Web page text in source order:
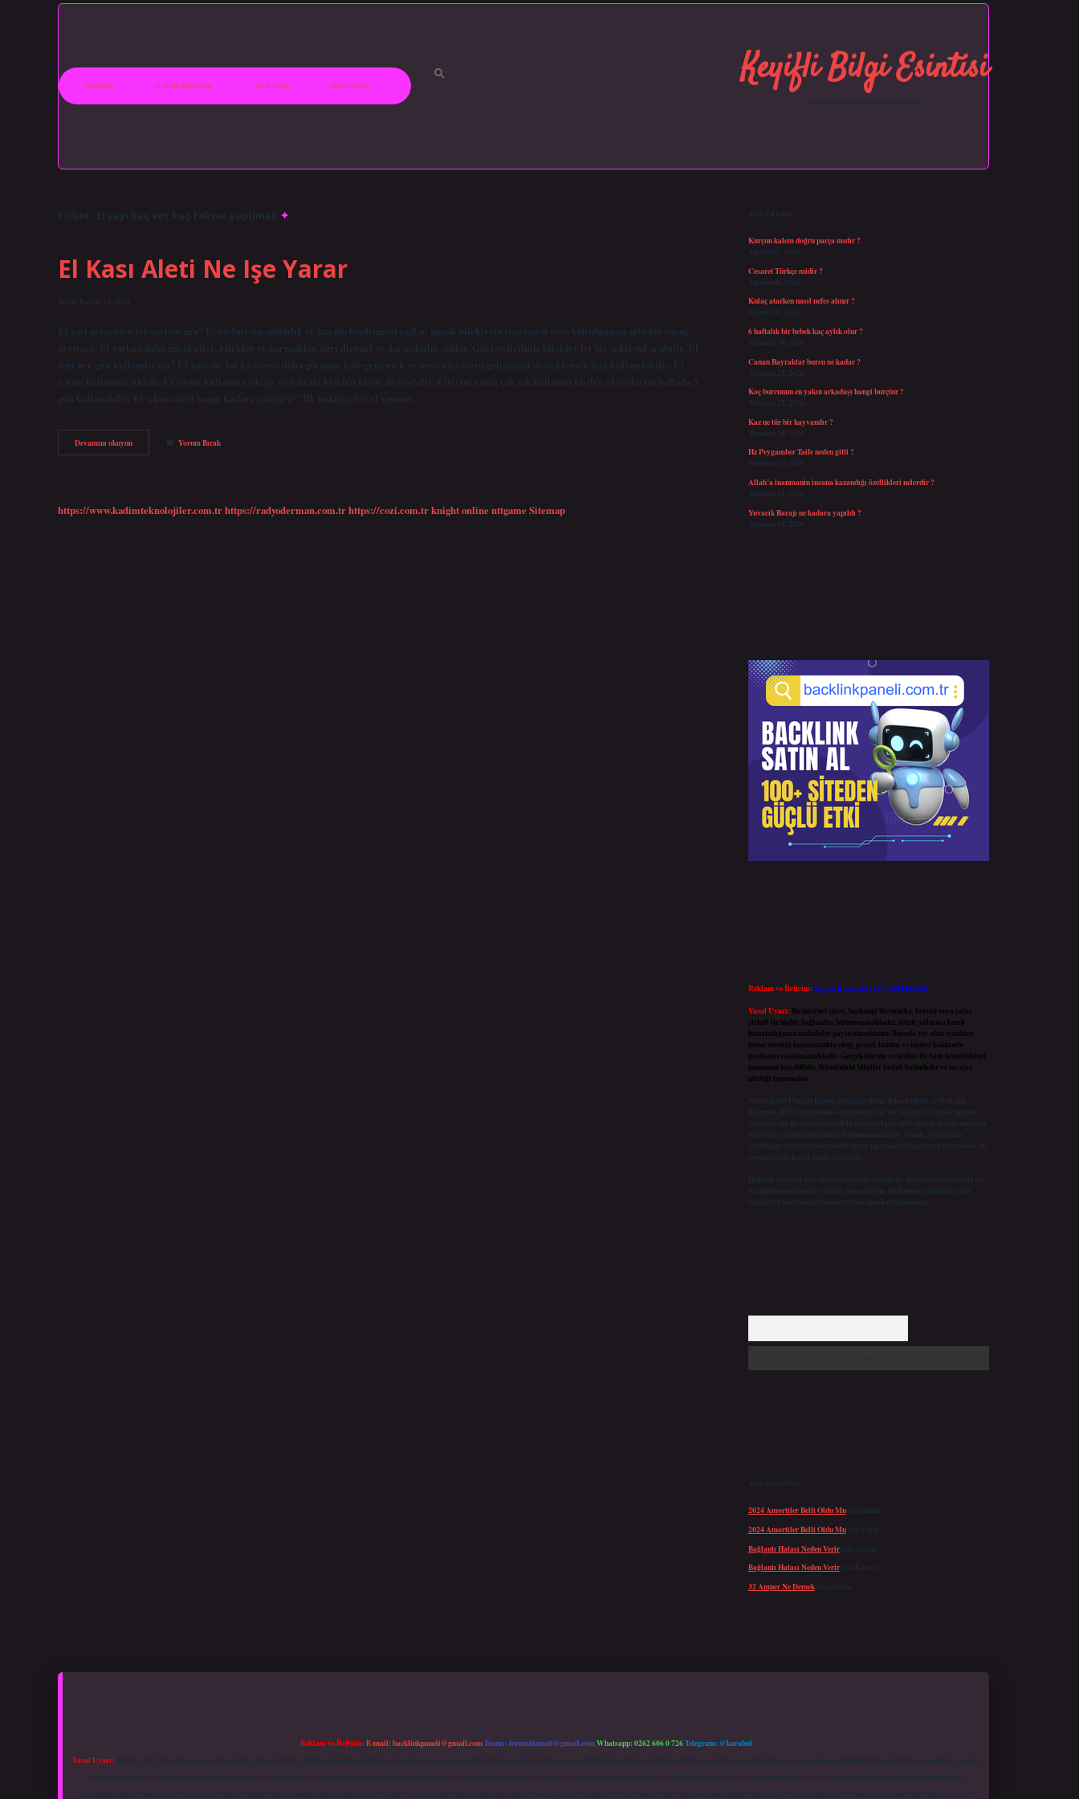
Anasayfa Gizlilik Politikası Yasal Uyarı Hakkımızda Keyifli Bilgi Esintisi
Etiket: El yayı kaç set kaç tekrar yapılmalı
El Kası Aleti Ne Işe Yarar
Tarih: Kasım 13, 2024
El yayı gerçekten işe yarıyor mu? El yayları dayanıklılık ve kas güçlendirmesi sağlar, ancak bileklerin incelmesi veya kalınlaşması gibi bir sonuç
üretmez. El yayları daha güçlü eller, bilekler ve parmaklar, ağrı direnci ve dayanıklılık sağlar. Güçlendirilmiş bilekler iyi bir şekle yol açabilir. El
yayı her gün kullanılır mı? El yayı, ön kol kaslarını daha görünür hale getirmek ve ayrıca kasların gelişimini desteklemek için kullanılabilir. El
yayını kullanma sıklığı: El yayını kullanma sıklığı ve tekrarı kişiden kişiye değişebilir. Ellerini zaten çok sık kullanan kişiler, el yaylarını haftada 3
gün kullanabilir. El sıkma aleti hangi kasları çalıştırır? İlk bakışta, bir el yayının…
Devamını okuyunEl
Kası
Yorum Bırak
https://www.kadimteknolojiler.com.trhttps://radyoderman.com.trhttps://cozi.com.trknight onlinenttgameSitemap
Son Yazılar
Kurşun kalem doğru parça mıdır ?
Ağustos 7, 2026
Cesaret Türkçe midir ?
Ağustos 6, 2026
Kulaç atarken nasıl nefes alınır ?
Ağustos 6, 2026
6 haftalık bir bebek kaç aylık olur ?
Temmuz 30, 2026
Canan Bayraktar bursu ne kadar ?
Temmuz 29, 2026
Koç burcunun en yakın arkadaşı hangi burçtur ?
Temmuz 27, 2026
Kaz ne tür bir hayvandır ?
Temmuz 24, 2026
Hz Peygamber Taife neden gitti ?
Temmuz 23, 2026
Allah’a inanmanin insana kazandığı özellikleri nelerdir ?
Temmuz 21, 2026
Yuvacık Barajı ne kadara yapıldı ?
Temmuz 19, 2026
Reklam ve İletişim:Skype: live:.cid.575569c608265c69
Yasal Uyarı: Bu internet sitesi, herhangi bir marka, kurum veya şahıs
şirketi ile hiçbir bağlantısı bulunmamaktadır. Sitede yalnızca kendi
hazırladığımız makaleler paylaşılmaktadır. Burada yer alan içerikler
haber niteliği taşımamakta olup, gerçek kurum ve kişiler hakkında
paylaşım yapılmamaktadır. Gerçek kurum ve kişiler ile isim benzerlikleri
tamamen tesadüfidir. Sitemizdeki bilgiler taslak halindedir ve tavsiye
niteliği taşımazlar.
Sitemiz, 5651 Sayılı Kanun gereğince Bilgi Teknolojileri ve İletişim
Kurumu (BTK) tarafından onaylanmış bir Yer Sağlayıcı olarak hizmet
vermektedir. Bu nedenle, sitedeki içerikleri proaktif olarak denetleme veya
araştırma yükümlülüğümüz bulunmamaktadır. Ancak, üyelerimiz
yazdıkları içeriklerin sorumluluğunu taşımakta olup, siteye üye olarak bu
sorumluluğu kabul etmiş sayılırlar.
Hukuka ve yasal düzenlemelere aykırı olduğunu düşündüğünüz içerikleri,
backlinkpanelicomtr@gmail.com adresine bildirmeniz halinde, ilgili
içerikler yasal süre içerisinde sitemizden kaldırılacaktır.
Son yorumlar
2024 Amortiler Belli Oldu Muiçin admin
2024 Amortiler Belli Oldu Muiçin Emel
Bağlantı Hatası Neden Veririçin admin
Bağlantı Hatası Neden Veririçin Kerem
32 Amper Ne Demekiçin admin
Reklam ve İletişim:E-mail:backlinkpaneli@gmail.comTeams:forumhizmeti@gmail.comWhatsapp: 0262 606 0 726Telegram: @karabul
Yasal Uyarı:Sitemiz, 5651 Sayılı Kanun gereğince Bilgi Teknolojileri ve İletişim Kurumu (BTK) tarafından onaylanmış bir Yer Sağlayıcı olarak hizmet vermektedir. Bu nedenle, sitedeki içerikleri proaktif olarak denetleme veya araştırma yükümlülüğümüz bulunmamaktadır. Ancak,